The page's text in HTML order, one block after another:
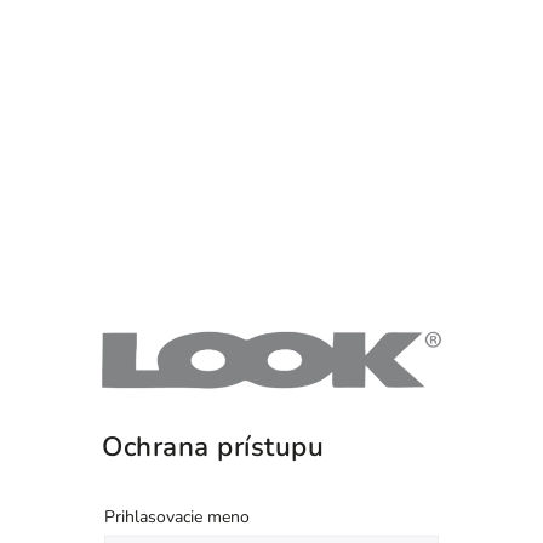
Ochrana prístupu
Prihlasovacie meno